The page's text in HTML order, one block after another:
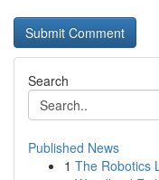
Search
Published News
1 The Robotics